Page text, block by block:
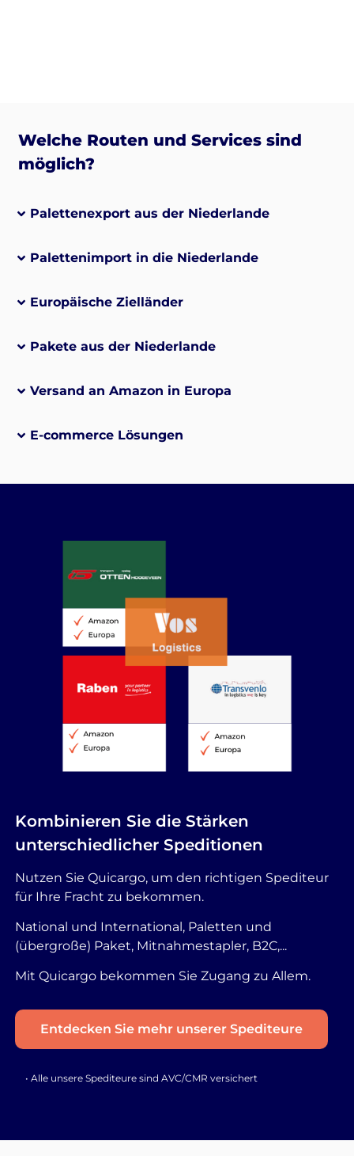
Welche Routen und Services sind
möglich?
Palettenexport aus der Niederlande
Palettenimport in die Niederlande
Europäische Zielländer
Pakete aus der Niederlande
Versand an Amazon in Europa
E-commerce Lösungen
Kombinieren Sie die Stärken
unterschiedlicher Speditionen
Nutzen Sie Quicargo, um den richtigen Spediteur
für Ihre Fracht zu bekommen.
National und International, Paletten und
(übergroße) Paket, Mitnahmestapler, B2C,...
Mit Quicargo bekommen Sie Zugang zu Allem.
Entdecken Sie mehr unserer Spediteure
• Alle unsere Spediteure sind AVC/CMR versichert